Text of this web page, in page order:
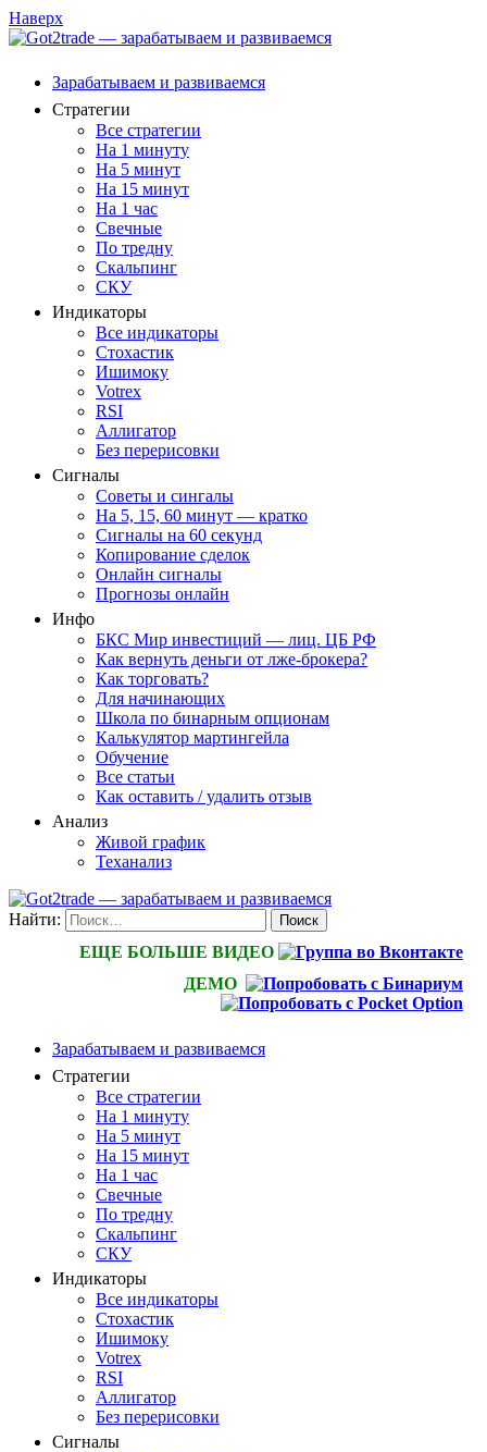
Наверх
Зарабатываем и развиваемся
Стратегии
Все стратегии
На 1 минуту
На 5 минут
На 15 минут
На 1 час
Свечные
По тредну
Скальпинг
СКУ
Индикаторы
Все индикаторы
Стохастик
Ишимоку
Votrex
RSI
Аллигатор
Без перерисовки
Сигналы
Советы и сингалы
На 5, 15, 60 минут — кратко
Сигналы на 60 секунд
Копирование сделок
Онлайн сигналы
Прогнозы онлайн
Инфо
БКС Мир инвестиций — лиц. ЦБ РФ
Как вернуть деньги от лже-брокера?
Как торговать?
Для начинающих
Школа по бинарным опционам
Калькулятор мартингейла
Обучение
Все статьи
Как оставить / удалить отзыв
Анализ
Живой график
Теханализ
Найти:
ЕЩЕ БОЛЬШЕ ВИДЕО
ДЕМО
Зарабатываем и развиваемся
Стратегии
Все стратегии
На 1 минуту
На 5 минут
На 15 минут
На 1 час
Свечные
По тредну
Скальпинг
СКУ
Индикаторы
Все индикаторы
Стохастик
Ишимоку
Votrex
RSI
Аллигатор
Без перерисовки
Сигналы